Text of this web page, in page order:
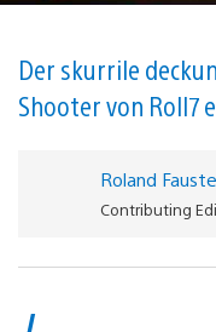
Der skurrile
Shooter von Roll7
Roland
Contributing